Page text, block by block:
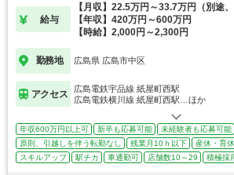
給与
【月収】22.5万円～33.7万円（別途
【年収】420万円～600万円
【時給】2,000円～2,300円
勤務地 広島県 広島市中区
アクセス
広島電鉄宇品線 紙屋町西駅
広島電鉄横川線 紙屋町西駅…ほか
年収600万円以上可 新卒も応募可能
未経験者も応募可能
原則、引越しを伴う転勤なし
残業月10ｈ以下
産休・育
スキルアップ
駅チカ 車通勤可 店舗数10～29 積極採